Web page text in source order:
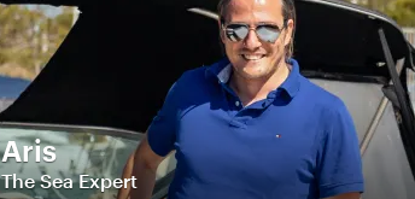
Aris
The Sea Expert